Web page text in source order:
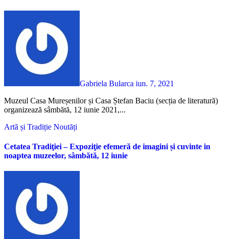
Gabriela Bularca iun. 7, 2021
Muzeul Casa Mureșenilor și Casa Ștefan Baciu (secția de literatură)
organizează sâmbătă, 12 iunie 2021,...
Artă și Tradiție Noutăți
Cetatea Tradiţiei – Expoziţie efemeră de imagini și cuvinte in
noaptea muzeelor, sâmbătă, 12 iunie